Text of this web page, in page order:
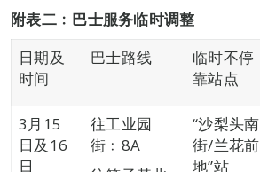
附表二﹕巴士服务临时调整
日期及
时间
巴士路线
临时不停
靠站点
3月15
日及16
日
往工业园
街﹕8A
“沙梨头南
街/兰花前
地”站